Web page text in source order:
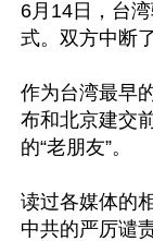
6月14日，台
式。双方中断
作为台湾最早
布和北京建交
的“老朋友”。
读过各媒体的
中共的严厉谴